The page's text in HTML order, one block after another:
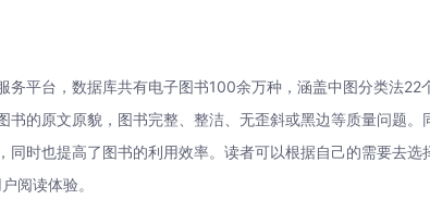
平台，数据库共有电子图书100余万种，涵盖中图分类法22
的原文原貌，图书完整、整洁、无歪斜或黑边等质量问题。
时也提高了图书的利用效率。读者可以根据自己的需要去选
阅读体验。